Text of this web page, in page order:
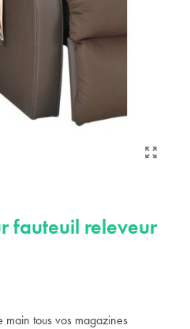
fauteuil releveur
tous vos magazines